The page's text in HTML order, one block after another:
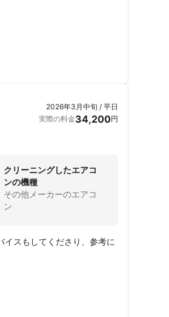
2026年3月中旬 / 平日
実際の料金34,200円
クリーニングしたエアコ
ンの機種
その他メーカーのエアコ
ン
スもしてくださり、参考に